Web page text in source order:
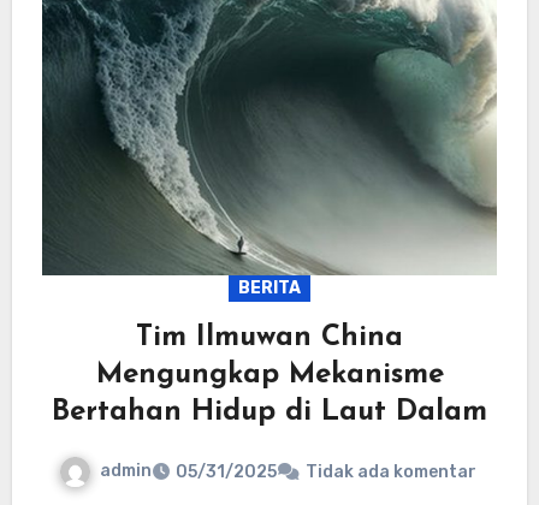
BERITA
Tim Ilmuwan China
Mengungkap Mekanisme
Bertahan Hidup di Laut Dalam
admin 05/31/2025 Tidak ada komentar